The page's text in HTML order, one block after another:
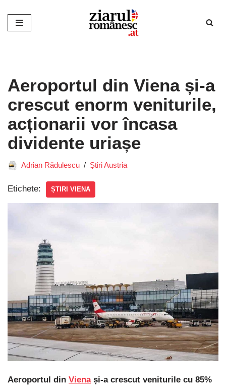
Sari
Aeroportul din Viena și-a
crescut enorm veniturile,
acționarii vor încasa
dividente uriașe
Adrian Rădulescu Știri Austria
Etichete: ȘTIRI VIENA
Aeroportul din Viena și-a crescut veniturile cu 85%